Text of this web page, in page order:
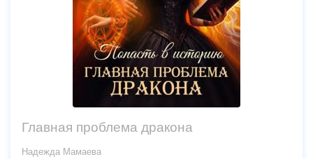
Главная проблема дракона
Надежда Мамаева